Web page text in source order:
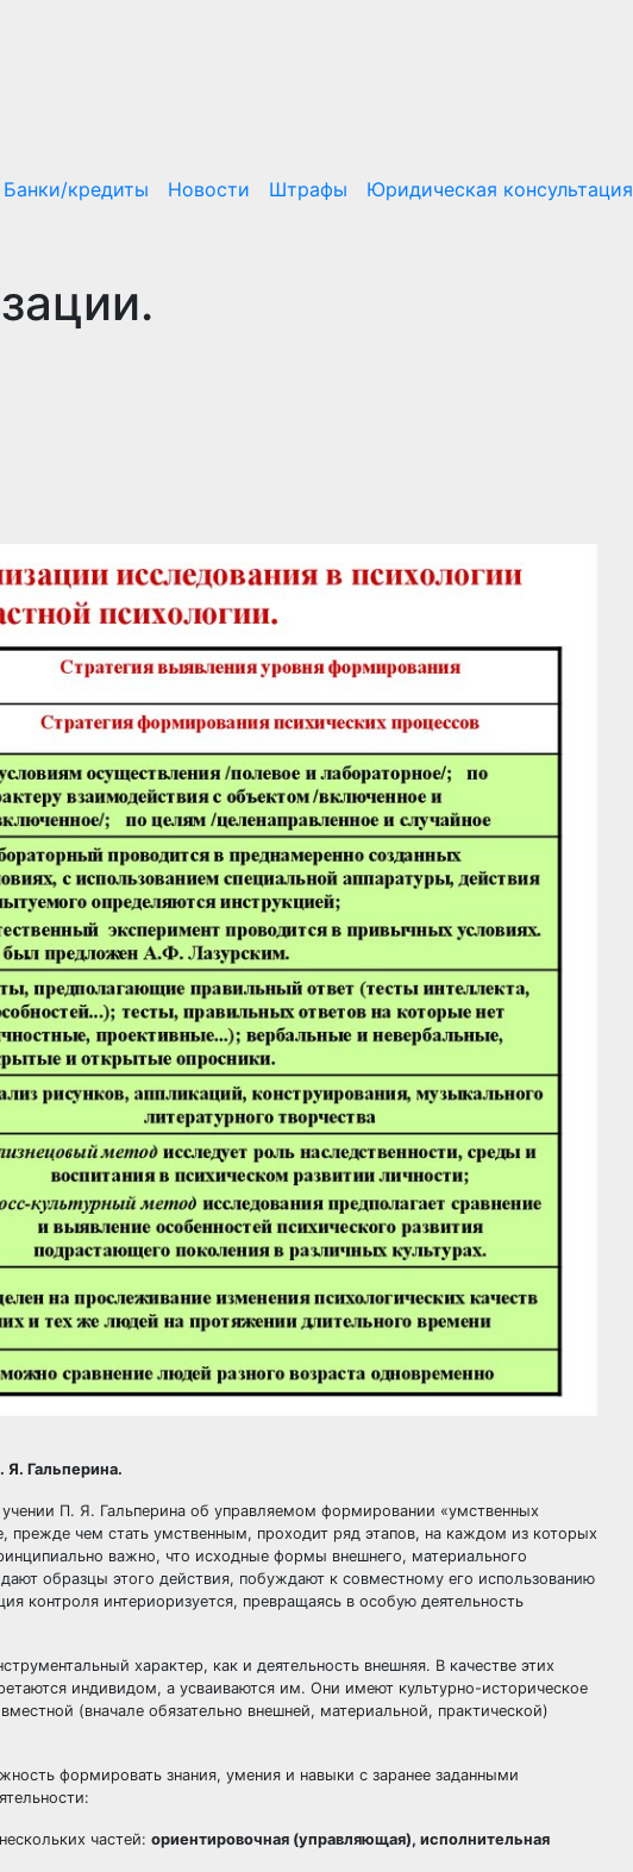
Банки/кредиты Новости Штрафы Юридическая консультация
Гальперина.
П. Я. Гальперина об управляемом формировании «умственных
прежде чем стать умственным, проходит ряд этапов, на каждом из которых
важно, что исходные формы внешнего, материального
образцы этого действия, побуждают к совместному его использованию
контроля интериоризуется, превращаясь в особую деятельность
характер, как и деятельность внешняя. В качестве этих
индивидом, а усваиваются им. Они имеют культурно-историческое
(вначале обязательно внешней, материальной, практической)
формировать знания, умения и навыки с заранее заданными
частей: ориентировочная (управляющая), исполнительная